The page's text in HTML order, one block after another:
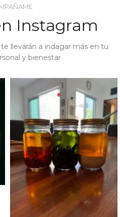
Instagram
llevarán a indagar más en tu
y bienestar